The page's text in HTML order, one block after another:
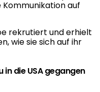
auf
rekrutiert und erhielt
wie sie sich auf ihr
die USA gegangen